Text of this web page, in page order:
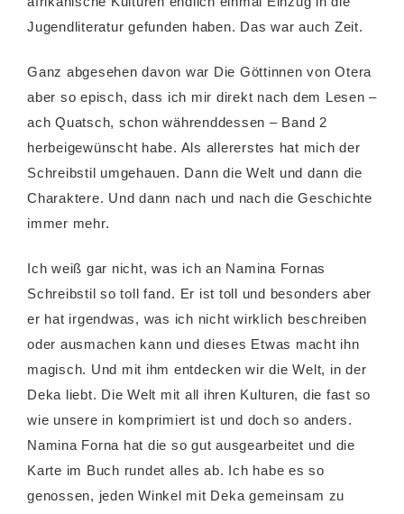
Jugendliteratur gefunden haben. Das war auch Zeit.
Ganz abgesehen davon war Die Göttinnen von Otera
aber so episch, dass ich mir direkt nach dem Lesen –
ach Quatsch, schon währenddessen – Band 2
herbeigewünscht habe. Als allererstes hat mich der
Schreibstil umgehauen. Dann die Welt und dann die
Charaktere. Und dann nach und nach die Geschichte
immer mehr.
Ich weiß gar nicht, was ich an Namina Fornas
Schreibstil so toll fand. Er ist toll und besonders aber
er hat irgendwas, was ich nicht wirklich beschreiben
oder ausmachen kann und dieses Etwas macht ihn
magisch. Und mit ihm entdecken wir die Welt, in der
Deka liebt. Die Welt mit all ihren Kulturen, die fast so
wie unsere in komprimiert ist und doch so anders.
Namina Forna hat die so gut ausgearbeitet und die
Karte im Buch rundet alles ab. Ich habe es so
genossen, jeden Winkel mit Deka gemeinsam zu